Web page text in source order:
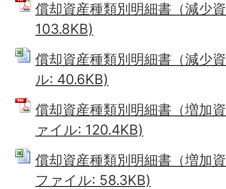
償却資産種類別明細書（減少
103.8KB)
償却資産種類別明細書（減少
ル: 40.6KB)
償却資産種類別明細書（増加
ァイル: 120.4KB)
償却資産種類別明細書（増加
ファイル: 58.3KB)